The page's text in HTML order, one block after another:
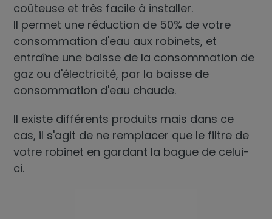
coûteuse et très facile à installer.
Il permet une réduction de 50% de votre
consommation d'eau aux robinets, et
entraîne une baisse de la consommation de
gaz ou d'électricité, par la baisse de
consommation d'eau chaude.
Il existe différents produits mais dans ce
cas, il s'agit de ne remplacer que le filtre de
votre robinet en gardant la bague de celui-
ci.